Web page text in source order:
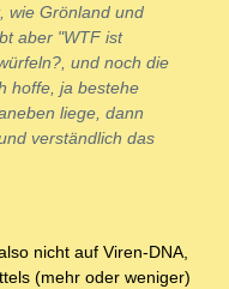
wie Grönland und
aber "WTF ist
und noch die
hoffe, ja bestehe
liege, dann
verständlich das
nicht auf Viren-DNA,
(mehr oder weniger)